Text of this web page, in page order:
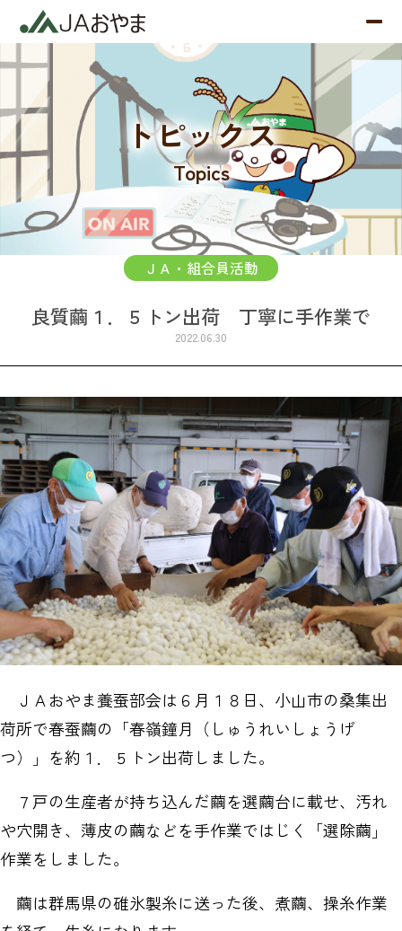
トピックス
Topics
ＪＡ・組合員活動
良質繭１．５トン出荷 丁寧に手作業で
2022.06.30
ＪＡおやま養蚕部会は６月１８日、小山市の桑集出
荷所で春蚕繭の「春嶺鐘月（しゅうれいしょうげ
つ）」を約１．５トン出荷しました。
７戸の生産者が持ち込んだ繭を選繭台に載せ、汚れ
や穴開き、薄皮の繭などを手作業ではじく「選除繭」
作業をしました。
繭は群馬県の碓氷製糸に送った後、煮繭、操糸作業